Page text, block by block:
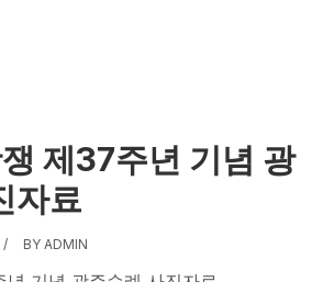
제37주년 기념 광
자료
BY ADMIN